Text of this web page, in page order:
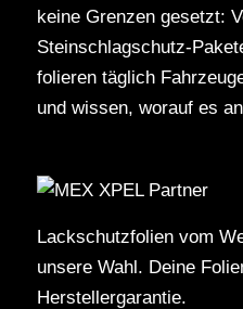
keine Grenzen gesetzt:
Steinschlagschutz-
folieren täglich
und wissen, worauf es
Lackschutzfolien vom
unsere Wahl. Deine
Herstellergarantie.